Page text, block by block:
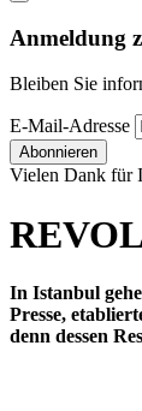
Anmeldung
Bleiben Sie
E-Mail-Adresse
Abonnieren
Vielen Dank für
In Istanbul
Presse,
denn dessen